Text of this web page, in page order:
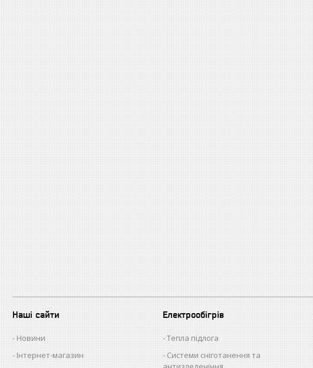
Наші сайти
Новини
Інтернет-магазин
Електрообігрів
Тепла підлога
Системи сніготанення та